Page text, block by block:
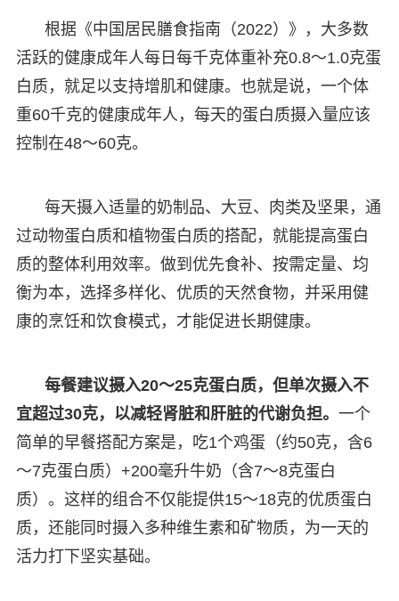
根据《中国居民膳食指南（2022）》，大多数
活跃的健康成年人每日每千克体重补充0.8～1.0克蛋
白质，就足以支持增肌和健康。也就是说，一个体
重60千克的健康成年人，每天的蛋白质摄入量应该
控制在48～60克。
每天摄入适量的奶制品、大豆、肉类及坚果，通
过动物蛋白质和植物蛋白质的搭配，就能提高蛋白
质的整体利用效率。做到优先食补、按需定量、均
衡为本，选择多样化、优质的天然食物，并采用健
康的烹饪和饮食模式，才能促进长期健康。
每餐建议摄入20～25克蛋白质，但单次摄入不
宜超过30克，以减轻肾脏和肝脏的代谢负担。 一个
简单的早餐搭配方案是，吃1个鸡蛋（约50克，含6
～7克蛋白质）+200毫升牛奶（含7～8克蛋白
质）。这样的组合不仅能提供15～18克的优质蛋白
质，还能同时摄入多种维生素和矿物质，为一天的
活力打下坚实基础。